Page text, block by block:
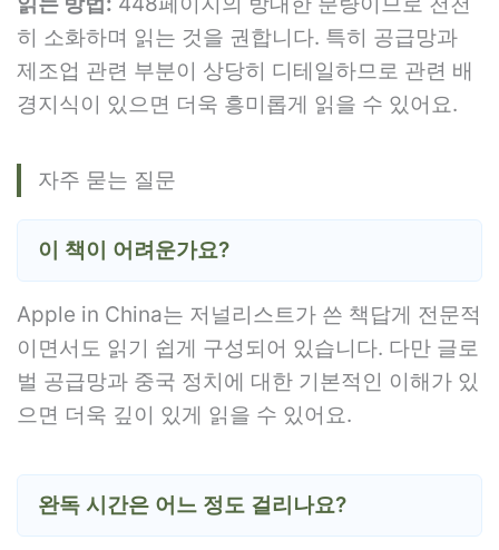
히 소화하며 읽는 것을 권합니다. 특히 공급망과
제조업 관련 부분이 상당히 디테일하므로 관련 배
경지식이 있으면 더욱 흥미롭게 읽을 수 있어요.
자주 묻는 질문
이 책이 어려운가요?
Apple in China는 저널리스트가 쓴 책답게 전문적
이면서도 읽기 쉽게 구성되어 있습니다. 다만 글로
벌 공급망과 중국 정치에 대한 기본적인 이해가 있
으면 더욱 깊이 있게 읽을 수 있어요.
완독 시간은 어느 정도 걸리나요?